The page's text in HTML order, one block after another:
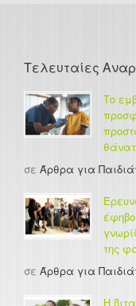
Τελευταίες
Το
σε Άρθρα για
της
σε Άρθρα για
Η